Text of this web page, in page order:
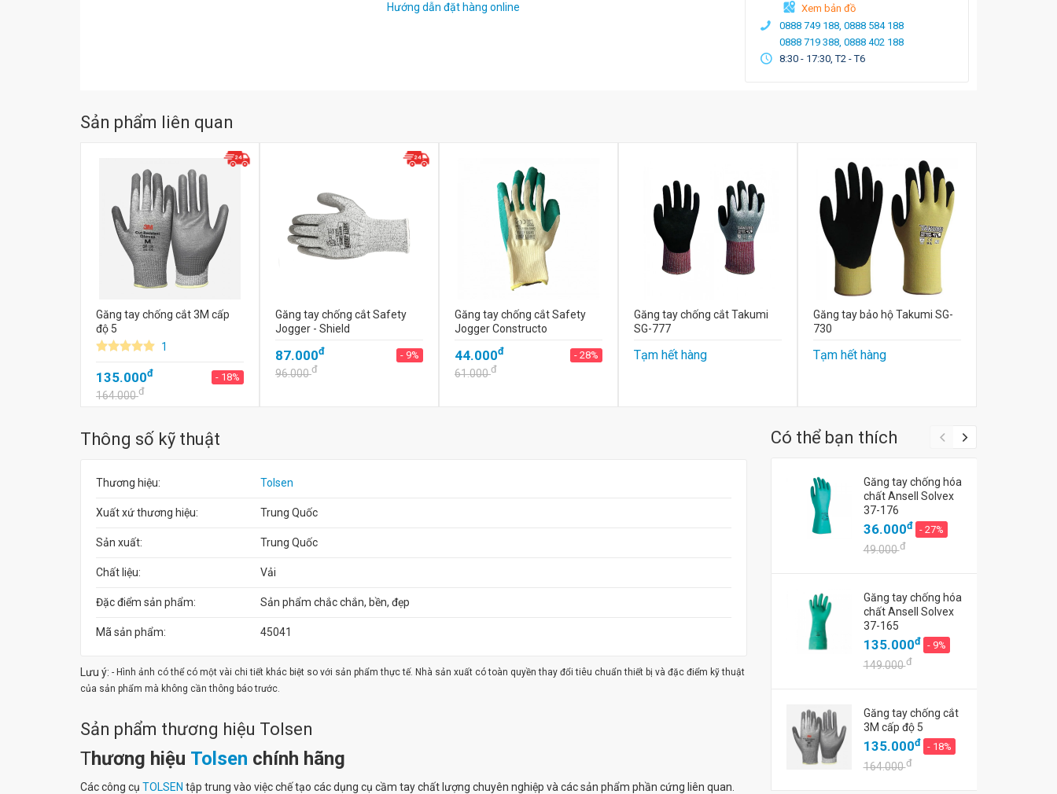
Hướng dẫn đặt hàng online
Xem bản đồ
0888 749 188, 0888 584 188
0888 719 388, 0888 402 188
8:30 - 17:30, T2 - T6
Sản phẩm liên quan
Găng tay chống cắt 3M cấp
độ 5
1
135.000đ - 18%
164.000đ
Găng tay chống cắt Safety
Jogger - Shield
87.000đ - 9%
96.000đ
Găng tay chống cắt Safety
Jogger Constructo
44.000đ - 28%
61.000đ
Găng tay chống cắt Takumi
SG-777
Tạm hết hàng
Găng tay bảo hộ Takumi SG-
730
Tạm hết hàng
Thông số kỹ thuật
Thương hiệu: Tolsen
Xuất xứ thương hiệu: Trung Quốc
Sản xuất: Trung Quốc
Chất liệu: Vải
Đặc điểm sản phẩm: Sản phẩm chắc chắn, bền, đẹp
Mã sản phẩm: 45041
Lưu ý: - Hình ảnh có thể có một vài chi tiết khác biệt so với sản phẩm thực tế. Nhà sản xuất có toàn quyền thay đổi tiêu chuẩn thiết bị và đặc điểm kỹ thuật
của sản phẩm mà không cần thông báo trước.
Sản phẩm thương hiệu Tolsen
Thương hiệu Tolsen chính hãng
Các công cụ TOLSEN tập trung vào việc chế tạo các dụng cụ cầm tay chất lượng chuyên nghiệp và các sản phẩm phần cứng liên quan.
Có thể bạn thích
Găng tay chống hóa
chất Ansell Solvex
37-176
36.000đ - 27%
49.000đ
Găng tay chống hóa
chất Ansell Solvex
37-165
135.000đ - 9%
149.000đ
Găng tay chống cắt
3M cấp độ 5
135.000đ - 18%
164.000đ